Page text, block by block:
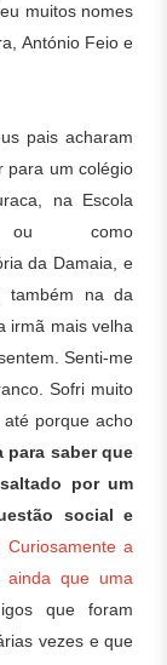
muitos nomes
António Feio e
pais acharam
para um colégio
na Escola
ou como
da Damaia, e
também na da
irmã mais velha
Senti-me
Sofri muito
porque acho
para saber que
por um
social e
Curiosamente a
ainda que uma
que foram
vezes e que